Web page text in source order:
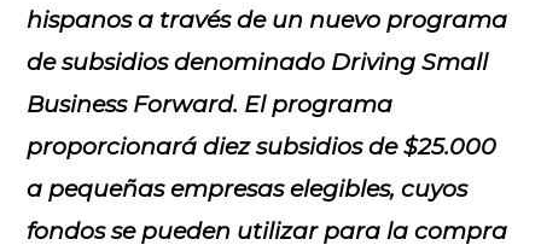
hispanos a través de un nuevo programa
de subsidios denominado Driving Small
Business Forward. El programa
proporcionará diez subsidios de $25.000
a pequeñas empresas elegibles, cuyos
fondos se pueden utilizar para la compra